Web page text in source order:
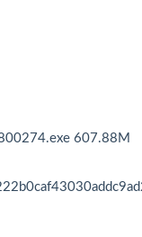
607.88M